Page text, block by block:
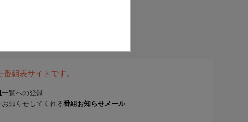
組表サイトです。
一覧への登録
知らせしてくれる番組お知らせメール